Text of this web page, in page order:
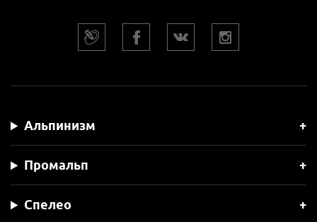
Альпинизм
Промальп
Спелео